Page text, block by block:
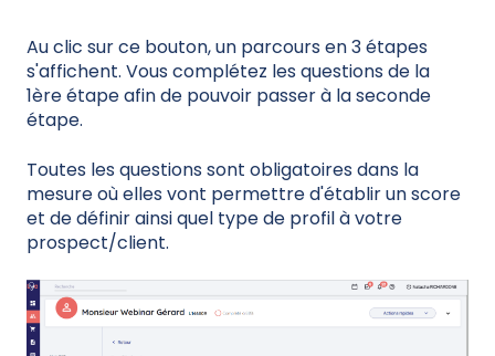
Au clic sur ce bouton, un parcours en 3 étapes
s'affichent. Vous complétez les questions de la
1ère étape afin de pouvoir passer à la seconde
étape.
Toutes les questions sont obligatoires dans la
mesure où elles vont permettre d'établir un score
et de définir ainsi quel type de profil à votre
prospect/client.